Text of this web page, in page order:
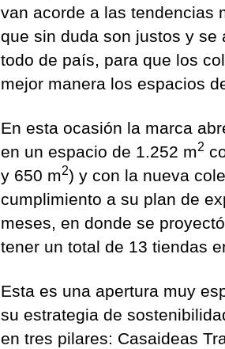
van acorde a las tendencias
que sin duda son justos y se
todo de país, para que los
mejor manera los espacios
En esta ocasión la marca
en un espacio de 1.252 m2
y 650 m2) y con la nueva
cumplimiento a su plan de
meses, en donde se
tener un total de 13 tiendas
Esta es una apertura muy
su estrategia de
en tres pilares: Casaideas